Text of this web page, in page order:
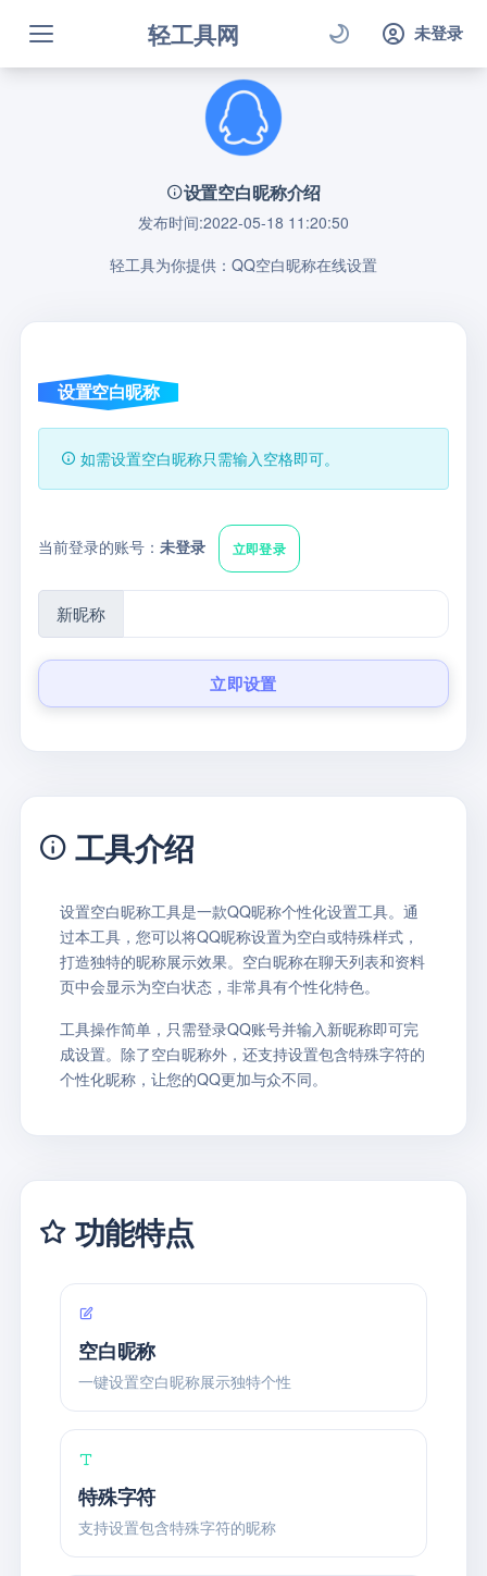
轻工具网 未登录
设置空白昵称介绍
发布时间:2022-05-18 11:20:50
轻工具为你提供：QQ空白昵称在线设置
设置空白昵称
如需设置空白昵称只需输入空格即可。
当前登录的账号： 未登录 立即登录
新昵称
立即设置
工具介绍
设置空白昵称工具是一款QQ昵称个性化设置工具。通
过本工具，您可以将QQ昵称设置为空白或特殊样式，
打造独特的昵称展示效果。空白昵称在聊天列表和资料
页中会显示为空白状态，非常具有个性化特色。
工具操作简单，只需登录QQ账号并输入新昵称即可完
成设置。除了空白昵称外，还支持设置包含特殊字符的
个性化昵称，让您的QQ更加与众不同。
功能特点
空白昵称
一键设置空白昵称展示独特个性
特殊字符
支持设置包含特殊字符的昵称